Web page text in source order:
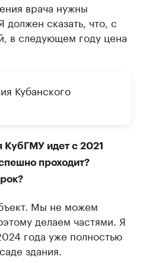
врача нужны
сказать, что, с
в следующем году цена
Кубанского
КубГМУ идет с 2021
проходит?
Мы не можем
делаем частями. Я
года уже полностью
здания.